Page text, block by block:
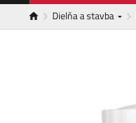
Dielňa a stavba